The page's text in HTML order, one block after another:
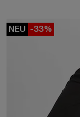
NEU -33%